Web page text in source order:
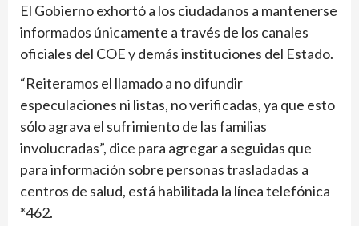
El Gobierno exhortó a los ciudadanos a mantenerse
informados únicamente a través de los canales
oficiales del COE y demás instituciones del Estado.
“Reiteramos el llamado a no difundir
especulaciones ni listas, no verificadas, ya que esto
sólo agrava el sufrimiento de las familias
involucradas”, dice para agregar a seguidas que
para información sobre personas trasladadas a
centros de salud, está habilitada la línea telefónica
*462.